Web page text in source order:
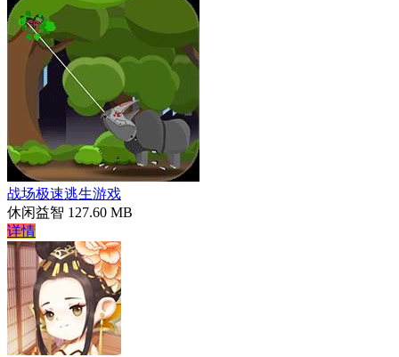
战场极速逃生游戏
休闲益智 127.60 MB
详情